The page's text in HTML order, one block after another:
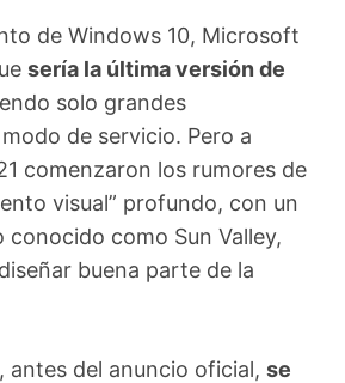
de Windows 10, Microsoft
sería la última versión de
solo grandes
de servicio. Pero a
comenzaron los rumores de
visual” profundo, con un
como Sun Valley,
buena parte de la
antes del anuncio oficial, se